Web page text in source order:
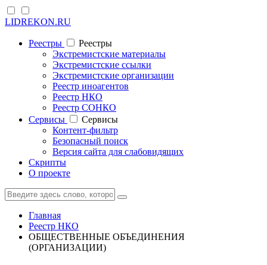
LIDREKON.RU
Реестры
Реестры
Экстремистские материалы
Экстремистские ссылки
Экстремистские организации
Реестр иноагентов
Реестр НКО
Реестр СОНКО
Cервисы
Cервисы
Контент-фильтр
Безопасный поиск
Версия сайта для слабовидящих
Скрипты
О проекте
Главная
Реестр НКО
ОБЩЕСТВЕННЫЕ ОБЪЕДИНЕНИЯ
(ОРГАНИЗАЦИИ)